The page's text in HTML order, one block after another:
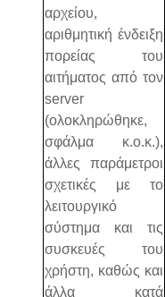
αρχείου,
αριθμητική ένδειξη
πορείας του
αιτήματος από τον
server
(ολοκληρώθηκε,
σφάλμα κ.ο.κ.),
άλλες παράμετροι
σχετικές με το
λειτουργικό
σύστημα και τις
συσκευές του
χρήστη, καθώς και
άλλα κατά